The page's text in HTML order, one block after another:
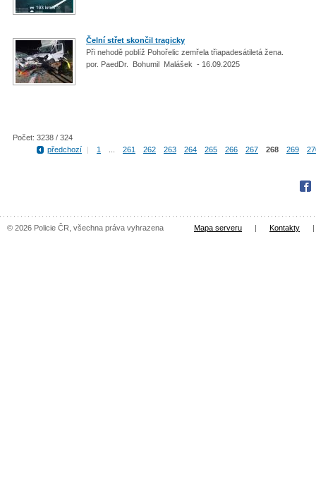
Čelní střet skončil tragicky
Při nehodě poblíž Pohořelic zemřela třiapadesátiletá žena.
por. PaedDr. Bohumil Malášek - 16.09.2025
Počet: 3238 / 324
předchozí
| 1 261 262 263 264 265 266 267 268 269
© 2026 Policie ČR, všechna práva vyhrazena Mapa serveru | Kontakty |